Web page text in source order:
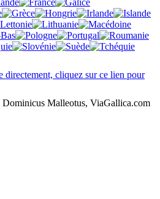
directement, cliquez sur ce lien pour
Malleotus, ViaGallica.com